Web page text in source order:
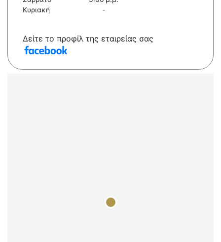
Κυριακή
-
Δείτε το προφίλ της εταιρείας σας